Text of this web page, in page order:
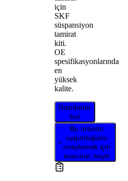
için
SKF
süspansiyon
tamirat
kiti.
OE
spesifikasyonlarında
en
yüksek
kalite.
Distribütör
bul
Bu ürünün
uygunluğunu
onaylamak için
aracınızı seçin